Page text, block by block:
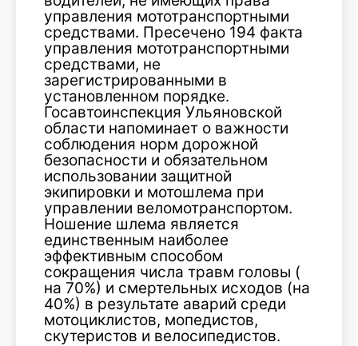
управления мототранспортными
средствами. Пресечено 194 факта
управления мототранспортными
средствами, не
зарегистрированными в
установленном порядке.
Госавтоинспекция Ульяновской
области напоминает о важности
соблюдения норм дорожной
безопасности и обязательном
использовании защитной
экипировки и мотошлема при
управлении веломотранспортом.
Ношение шлема является
единственным наиболее
эффективным способом
сокращения числа травм головы (
на 70%) и смертельных исходов (на
40%) в результате аварий среди
мотоциклистов, мопедистов,
скутеристов и велосипедистов.